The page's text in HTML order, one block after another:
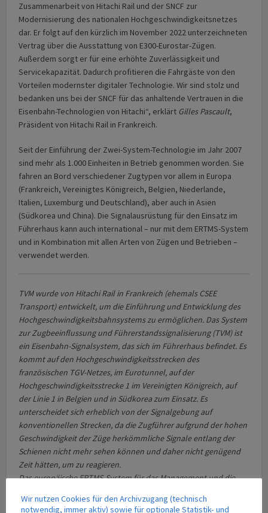
Zusammenarbeit von Hitachi Rail und der SNCF zur
Modernisierung des nationalen Hochgeschwindigkeitsnetzes
dar. Er folgt auf den kürzlich im November 2022 unterzeichneten
Vertrag über die Ausstattung von E300-Eurostar-Zügen.
Außerdem sorgt er für eine erhöhte Zuverlässigkeit und
Servicekapazität. Dadurch profitieren die Fahrgäste von den
Vorteilen modernster digitaler Technologie. Wir sind stolz und
bedanken uns bei der SNCF für das anhaltende Vertrauen in die
Eisenbahn-Technologien von Hitachi“, erklärt Gilles Pascault,
Präsident von Hitachi Rail in Frankreich.
Seit der Einführung der Zwei-System-Technologie im Jahr 2007
sind mehr als 1.000 Einheiten in Betrieb genommen worden. Sie
fahren an Bord verschiedener Zugtypen vor allem in Europa
(Frankreich, Vereinigtes Königreich, Belgien, Niederlande,
Italien, Luxemburg und Deutschland), aber auch in Asien
(Südkorea und China). Die Signal­ausrüstung für den Einsatz im
Führerhaus kann auch international – nur mit dem ERTMS-System
und in Kombination mit allen Arten von Zügen und Betrieben –
verwendet werden.
TVM wurde von Hitachi Rail in Frankreich (ehemals CSEE
Transport) entwickelt, um die Einführung und Entwicklung des
Hochgeschwindigkeits­bahnsystems zu ermöglichen. Das System
zur Zugbeeinflussung und Führerstandssignalisierung (TVM) ist
ein Eisenbahn-Signalsystem, das sich im Führerhaus befindet. Es
kommt auf den Hochgeschwindigkeits­strecken des
französischen TGV-Netzes, im Eurotunnel, auf der
Hochgeschwindigkeits­strecke 1 im Vereinigten Königreich, auf
der Linie 1 in Belgien und in Südkorea zum Einsatz. Es
unterscheidet sich erheblich von der Signalgebung auf
konventionellen Strecken, da die Zugführer aufgrund der hohen
Geschwindigkeit der Züge herkömmliche Signale entlang der
Schienen nicht mehr sehen können und daher nicht genügend
Zeit hätten, um zu reagieren.
Das europäische ERTMS-System für das Management und die
und Geschwindigkeitskontrollsystem, das die Interoperabilität
Wir nutzen Cookies für den Archivzugang (technisch
notwendig, immer aktiv) sowie für optionale Statistik- und